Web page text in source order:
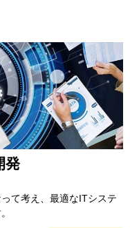
発
て考え、最適なITシステ